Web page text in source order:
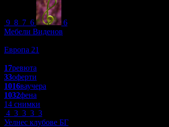
9 8 7 6
6
Мебели Виденов
Европа 21
17ревюта
33оферти
1016ваучера
1032фена
14 снимки
4 3 3 3 3
Уелнес клубове БГ